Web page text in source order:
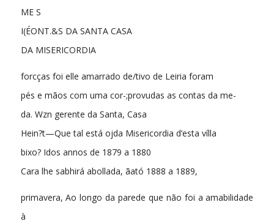
ME S
I(ÉONT.&S DA SANTA CASA
DA MISERICORDIA
forcças foi elle amarrado de/tivo de Leiria foram
pés e mãos com uma cor-;provudas as contas da me-
da. Wzn gerente da Santa, Casa
Hein?t—Que tal está ojda Misericordia d’esta vílla
bixo? Idos annos de 1879 a 1880
Cara lhe sabhirá abollada, ãató 1888 a 1889,
primavera, Ao longo da parede que não foi a amabilidade
à